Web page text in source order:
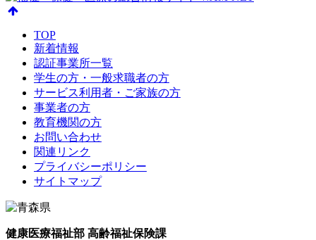
TOP
新着情報
認証事業所一覧
学生の方・一般求職者の方
サービス利用者・ご家族の方
事業者の方
教育機関の方
お問い合わせ
関連リンク
プライバシーポリシー
サイトマップ
健康医療福祉部 高齢福祉保険課